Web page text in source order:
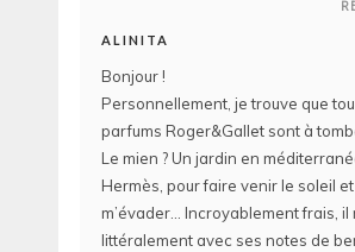
ALINITA
Bonjour !
Personnellement, je trouve que
parfums Roger&Gallet sont à
Le mien ? Un jardin en
Hermès, pour faire venir le soleil et
m’évader… Incroyablement frais, il
littéralement avec ses notes de